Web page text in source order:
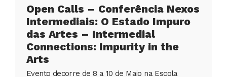
Open Calls – Conferência Nexos
Intermediais: O Estado Impuro
das Artes – Intermedial
Connections: Impurity in the
Arts
Evento decorre de 8 a 10 de Maio na Escola